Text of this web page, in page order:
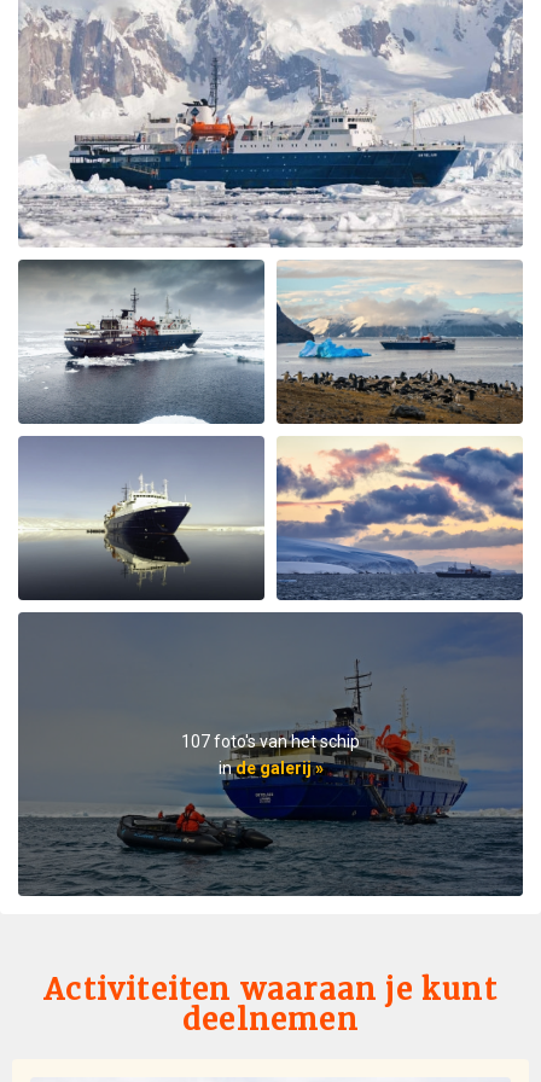
even more nervous about the meals. I had no reason to
be nervous - the ship is very modern, the cabins and
common area swell appointed. The lounge was were we
spent most of our free time mingling with fellow
travels. (When we weren’t on deck or in the bridge). The
small ship environment really fostered mingling with
both staff and other guests. The food was plentiful,
varied and of excellent quality and taste. The cruise staff
couldn’t do enough for us - they accommodated my
dietary restriction beyond what I expected. There was a
nice BBQ on deck one evening (in snow flurries….but
there was mulled wine to warm us up). Another
afternoon there was hot chocolate spiked with rum.
Every afternoon there was nice snack brought up. The
best part of the trip was the expedition team. Led by
expedition team leader Pippa and assistant leader
George, the entire team entertained us with great
lectures when they were not taking us on outings. We
saw plenty of wildlife daily. Weather prevented us from
flying to the emperor penguin colony,, but the team
took our safety seriously and we appreciated that. We
got to visit other penguin colonies, sometimes viewing
from the zodiac, and on most days landings and a walk
including 2 scenic helicopter flights. The staff paid
attention to details even for this - each flight every
passenger had a window seat. The helicopter pilots
were very friendly and made the flights very
highly recommend doing it on a small ship like the
Ortellius.
Favorite Trip Ever
107 foto's van het schip
inde galerij »
Activiteiten waaraan je kunt
deelnemen